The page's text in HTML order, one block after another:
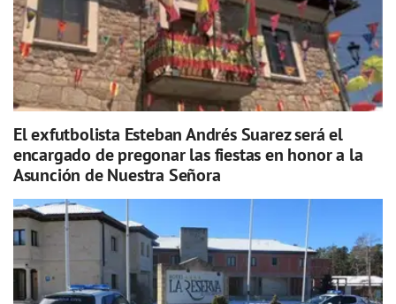
El exfutbolista Esteban Andrés Suarez será el
encargado de pregonar las fiestas en honor a la
Asunción de Nuestra Señora